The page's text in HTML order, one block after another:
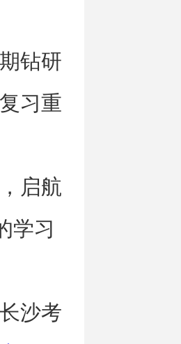
钻研
习重
启航
学习
沙考